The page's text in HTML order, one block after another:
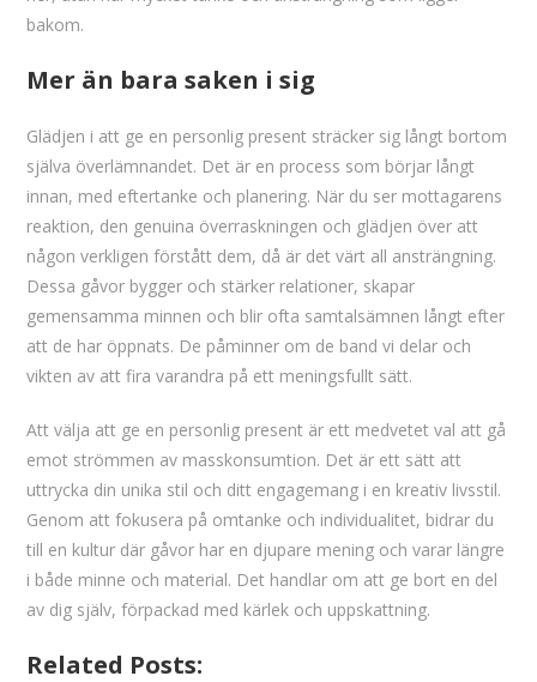
bakom.
Mer än bara saken i sig
Glädjen i att ge en personlig present sträcker sig långt bortom
själva överlämnandet. Det är en process som börjar långt
innan, med eftertanke och planering. När du ser mottagarens
reaktion, den genuina överraskningen och glädjen över att
någon verkligen förstått dem, då är det värt all ansträngning.
Dessa gåvor bygger och stärker relationer, skapar
gemensamma minnen och blir ofta samtalsämnen långt efter
att de har öppnats. De påminner om de band vi delar och
vikten av att fira varandra på ett meningsfullt sätt.
Att välja att ge en personlig present är ett medvetet val att gå
emot strömmen av masskonsumtion. Det är ett sätt att
uttrycka din unika stil och ditt engagemang i en kreativ livsstil.
Genom att fokusera på omtanke och individualitet, bidrar du
till en kultur där gåvor har en djupare mening och varar längre
i både minne och material. Det handlar om att ge bort en del
av dig själv, förpackad med kärlek och uppskattning.
Related Posts: